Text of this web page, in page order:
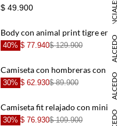
+
+
+
ESENCIALES
$ 49.900
DANIELA SALCEDO
40% $ 77.940$ 129.900
DANIELA SALCEDO
30% $ 62.930$ 89.900
30% $ 76.930$ 109.900